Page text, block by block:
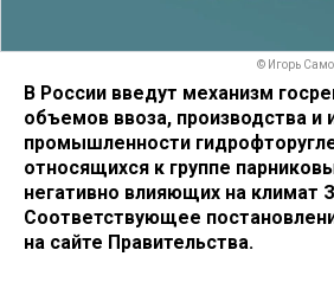
© Игорь
В России введут механизм
объемов ввоза, производства и
промышленности
относящихся к группе
негативно влияющих на климат
Соответствующее
на сайте Правительства.